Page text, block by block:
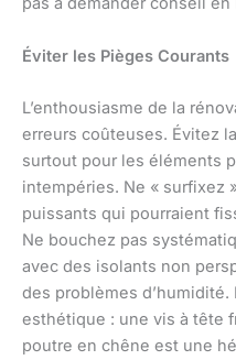
Éviter les Pièges Courants
L’enthousiasme de la
erreurs coûteuses. Évitez la
surtout pour les éléments
intempéries. Ne « surfixez
puissants qui pourraient
Ne bouchez pas
avec des isolants non
des problèmes d’humidité.
esthétique : une vis à tête
poutre en chêne est une